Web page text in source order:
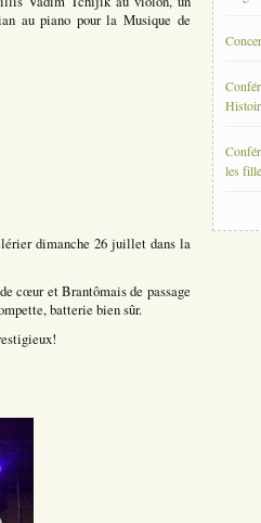
au piano pour la Musique de
dimanche 26 juillet dans la
cœur et Brantômais de passage
batterie bien sûr.
les